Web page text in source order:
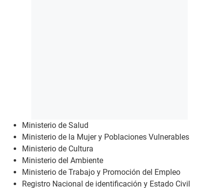
Ministerio de Salud
Ministerio de la Mujer y Poblaciones Vulnerables
Ministerio de Cultura
Ministerio del Ambiente
Ministerio de Trabajo y Promoción del Empleo
Registro Nacional de identificación y Estado Civil